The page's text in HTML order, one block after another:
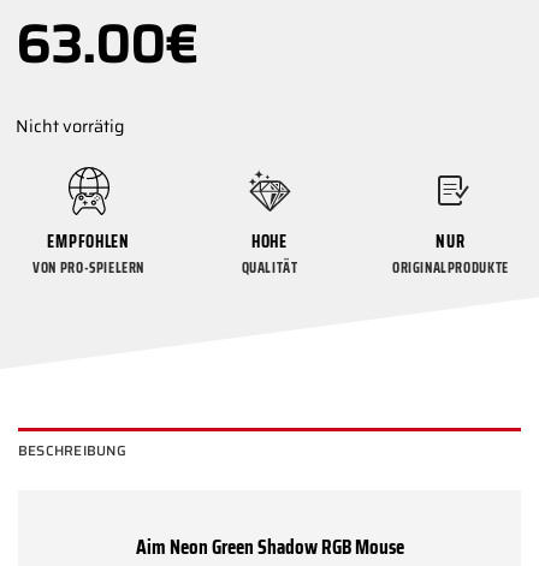
63.00€
Nicht vorrätig
EMPFOHLEN
VON PRO-SPIELERN
HOHE
QUALITÄT
NUR
ORIGINALPRODUKTE
BESCHREIBUNG
Aim Neon Green Shadow RGB Mouse